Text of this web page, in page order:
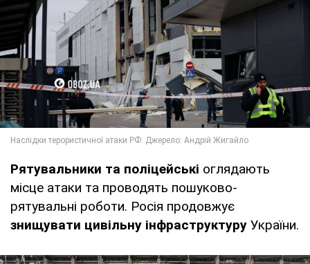
Рятувальники та поліцейські оглядають
місце атаки та проводять пошуково-
рятувальні роботи. Росія продовжує
знищувати цивільну інфраструктуру України.